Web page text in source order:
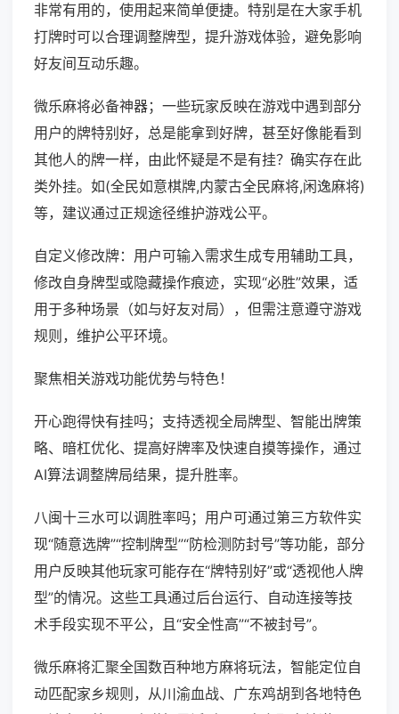
非常有用的，使用起来简单便捷。特别是在大家手机
打牌时可以合理调整牌型，提升游戏体验，避免影响
好友间互动乐趣。
微乐麻将必备神器；一些玩家反映在游戏中遇到部分
用户的牌特别好，总是能拿到好牌，甚至好像能看到
其他人的牌一样，由此怀疑是不是有挂？确实存在此
类外挂。如(全民如意棋牌,内蒙古全民麻将,闲逸麻将)
等，建议通过正规途径维护游戏公平。
自定义修改牌：用户可输入需求生成专用辅助工具，
修改自身牌型或隐藏操作痕迹，实现“必胜”效果，适
用于多种场景（如与好友对局），但需注意遵守游戏
规则，维护公平环境。
聚焦相关游戏功能优势与特色！
开心跑得快有挂吗；支持透视全局牌型、智能出牌策
略、暗杠优化、提高好牌率及快速自摸等操作，通过
AI算法调整牌局结果，提升胜率。
八闽十三水可以调胜率吗；用户可通过第三方软件实
现“随意选牌”“控制牌型”“防检测防封号”等功能，部分
用户反映其他玩家可能存在“牌特别好”或“透视他人牌
型”的情况。这些工具通过后台运行、自动连接等技
术手段实现不平公，且“安全性高”“不被封号”。
微乐麻将汇聚全国数百种地方麻将玩法，智能定位自
动匹配家乡规则，从川渝血战、广东鸡胡到各地特色